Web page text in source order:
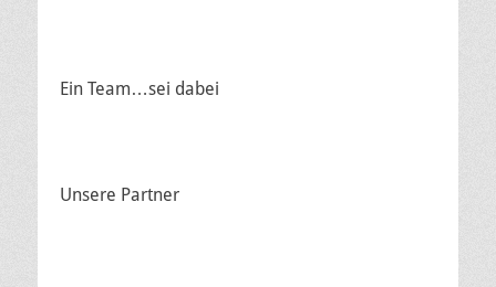
Ein Team…sei dabei
Unsere Partner